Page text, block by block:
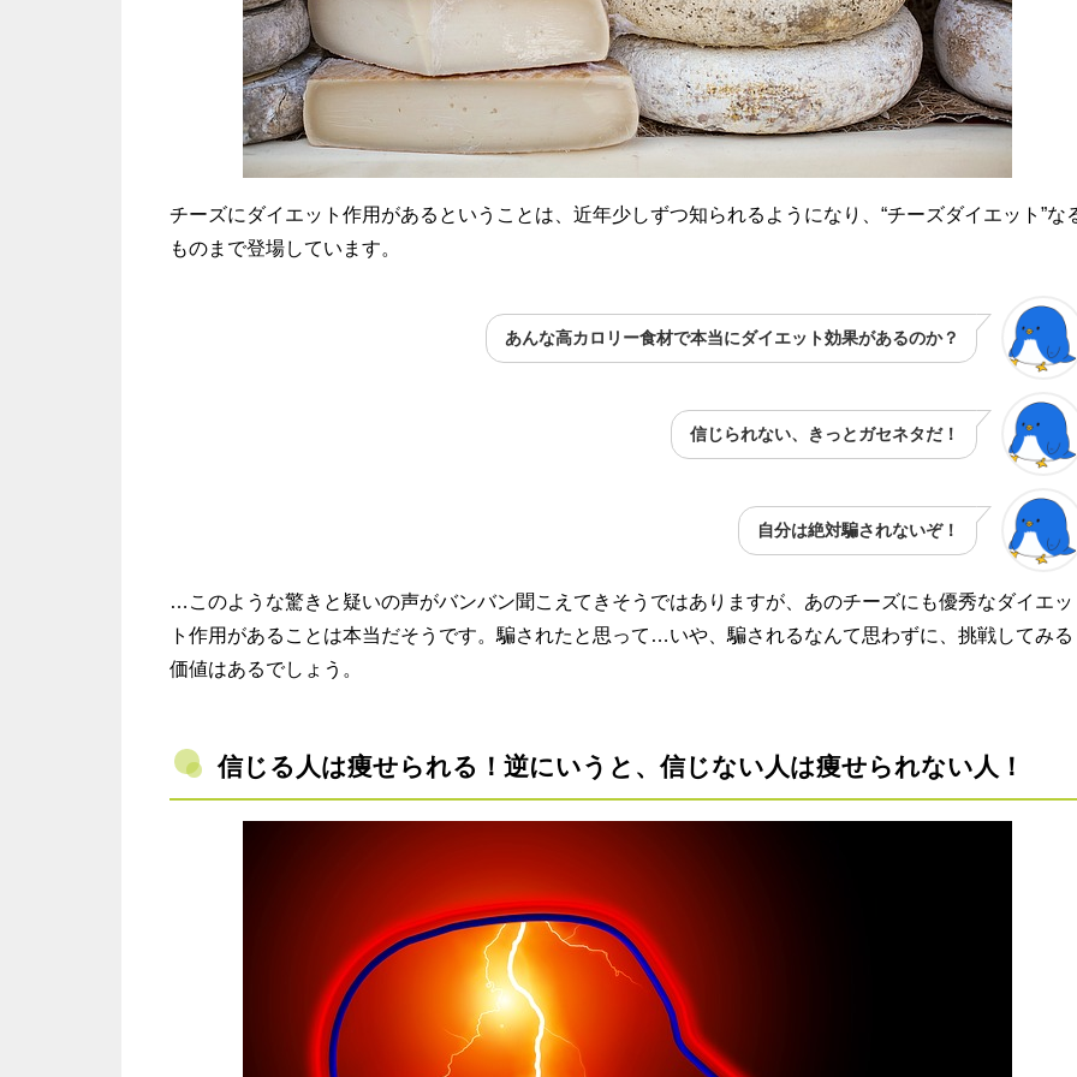
チーズにダイエット作用があるということは、近年少しずつ知られるようになり、“チーズダイエット”な
ものまで登場しています。
あんな高カロリー食材で本当にダイエット効果があるのか？
信じられない、きっとガセネタだ！
自分は絶対騙されないぞ！
…このような驚きと疑いの声がバンバン聞こえてきそうではありますが、あのチーズにも優秀なダイエッ
ト作用があることは本当だそうです。騙されたと思って…いや、騙されるなんて思わずに、挑戦してみる
価値はあるでしょう。
信じる人は痩せられる！逆にいうと、信じない人は痩せられない人！